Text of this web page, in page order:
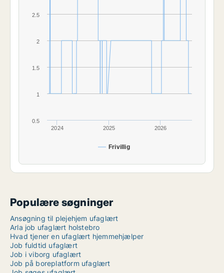
Frivillig
2024 2025 2026
0.5
1
1.5
2
2.5
Populære søgninger
Ansøgning til plejehjem ufaglært
Arla job ufaglært holstebro
Hvad tjener en ufaglært hjemmehjælper
Job fuldtid ufaglært
Job i viborg ufaglært
Job på boreplatform ufaglært